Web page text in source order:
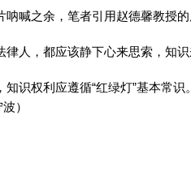
呐喊之余，笔者引用赵德馨教授
律人，都应该静下心来思索，知
识权利应遵循“红绿灯”基本常
）